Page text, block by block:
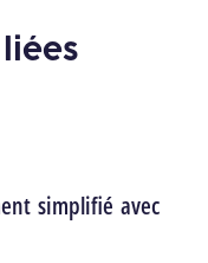
simplifié avec